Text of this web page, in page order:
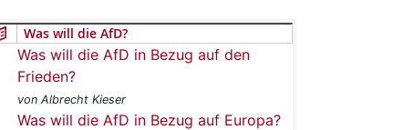
Was will die AfD?
Was will die AfD in Bezug auf den
Frieden?
von Albrecht Kieser
Was will die AfD in Bezug auf Europa?